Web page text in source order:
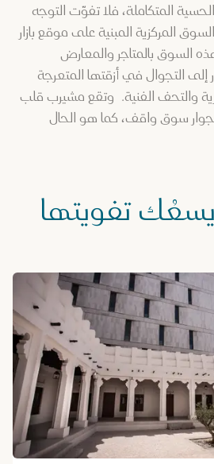
المتكاملة، فلا تفوّت التوجه
المركزية المبنية على موقع بازار
السوق بالمتاجر والمعارض
إلى التجوال في أزقتها المتعرجة
والتحف الفنية. وتقع مشيرب قلب
سوق واقف، كما هو الحال
يسعُك تفويتها